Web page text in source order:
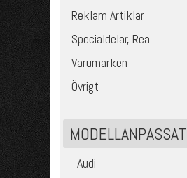
Reklam Artiklar
Specialdelar, Rea
Varumärken
Övrigt
MODELLANPASSAT
Audi